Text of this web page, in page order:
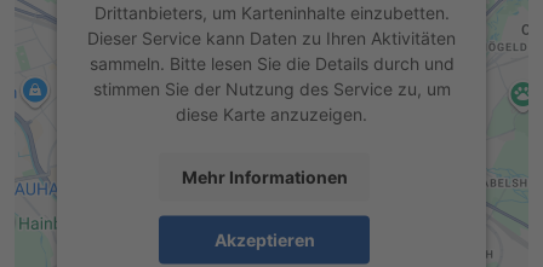
Drittanbieters, um Karteninhalte einzubetten.
Dieser Service kann Daten zu Ihren Aktivitäten
sammeln. Bitte lesen Sie die Details durch und
stimmen Sie der Nutzung des Service zu, um
diese Karte anzuzeigen.
Mehr Informationen
Akzeptieren